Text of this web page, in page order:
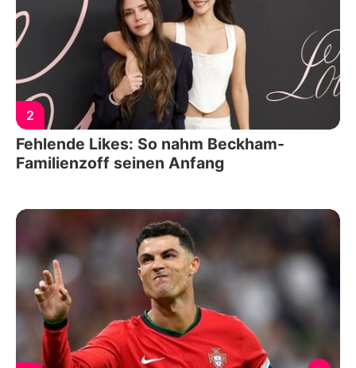
2
Fehlende Likes: So nahm Beckham-
Familienzoff seinen Anfang